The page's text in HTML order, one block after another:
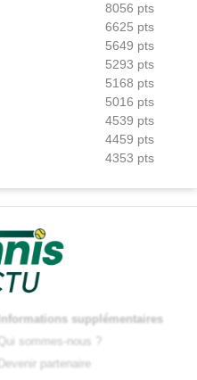
8056 pts
6625 pts
5649 pts
5293 pts
5168 pts
5016 pts
4539 pts
4459 pts
4353 pts
Informations supplémentaires
Qui sommes-nous ?
Devenir partenaire